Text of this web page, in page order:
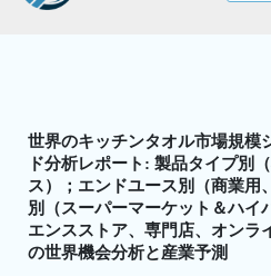
世界のキッチンタオル市場規模
ド分析レポート: 製品タイプ別
ス）；エンドユース別（商業用
別（スーパーマーケット＆ハイ
エンスストア、専門店、オンラ
の世界機会分析と産業予測